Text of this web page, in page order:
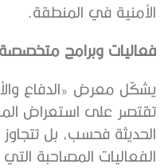
الأمنية في المنطقة.
فعاليات وبرامج متخصصة
تقتصر على استعراض
الحديثة فحسب، بل
الفعاليات المصاحبة